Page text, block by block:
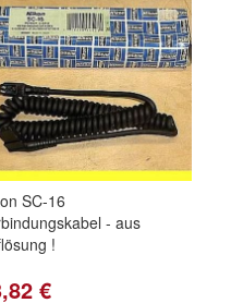
SC-16
- aus
!
€